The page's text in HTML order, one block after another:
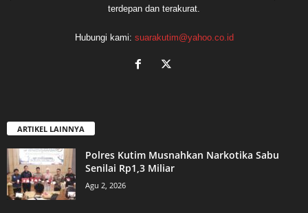
terdepan dan terakurat.
Hubungi kami: suarakutim@yahoo.co.id
ARTIKEL LAINNYA
Polres Kutim Musnahkan Narkotika Sabu
Senilai Rp1,3 Miliar
Agu 2, 2026